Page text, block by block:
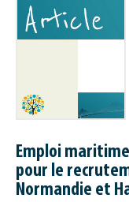
Emploi
pour le
Normandie et